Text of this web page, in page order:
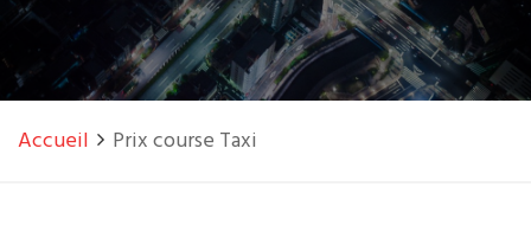
Accueil Prix course Taxi